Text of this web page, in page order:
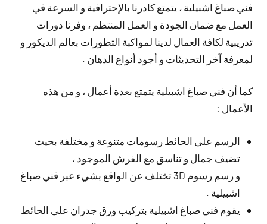
فني صباغ اشبيلية ، يتمتع كادرنا بالإحترافية و السرعة في
العمل مع ضمان الجودة و العمل المنتظم ، وفرنا دورات
تدريبية لكافة العمال لدينا لمواكبة التطورات بعالم الديكور و
لمعرفة آخر التحديثات و أجود أنواع الدهان .
كما أن فني صباغ اشبيلية يتمتع بعدة أعمال ، و من هذه
الأعمال :
الرسم على الحائط رسومات متنوعة و مختلفة بحيث
تضيف جمال و تناسق مع الفرش الموجود ،
و رسم رسوم 3D تختلف عن الواقع بشيء عبر فني صباغ
اشبيلية .
يقوم فني صباغ اشبيلية بتركيب ورق جدران على الحائط